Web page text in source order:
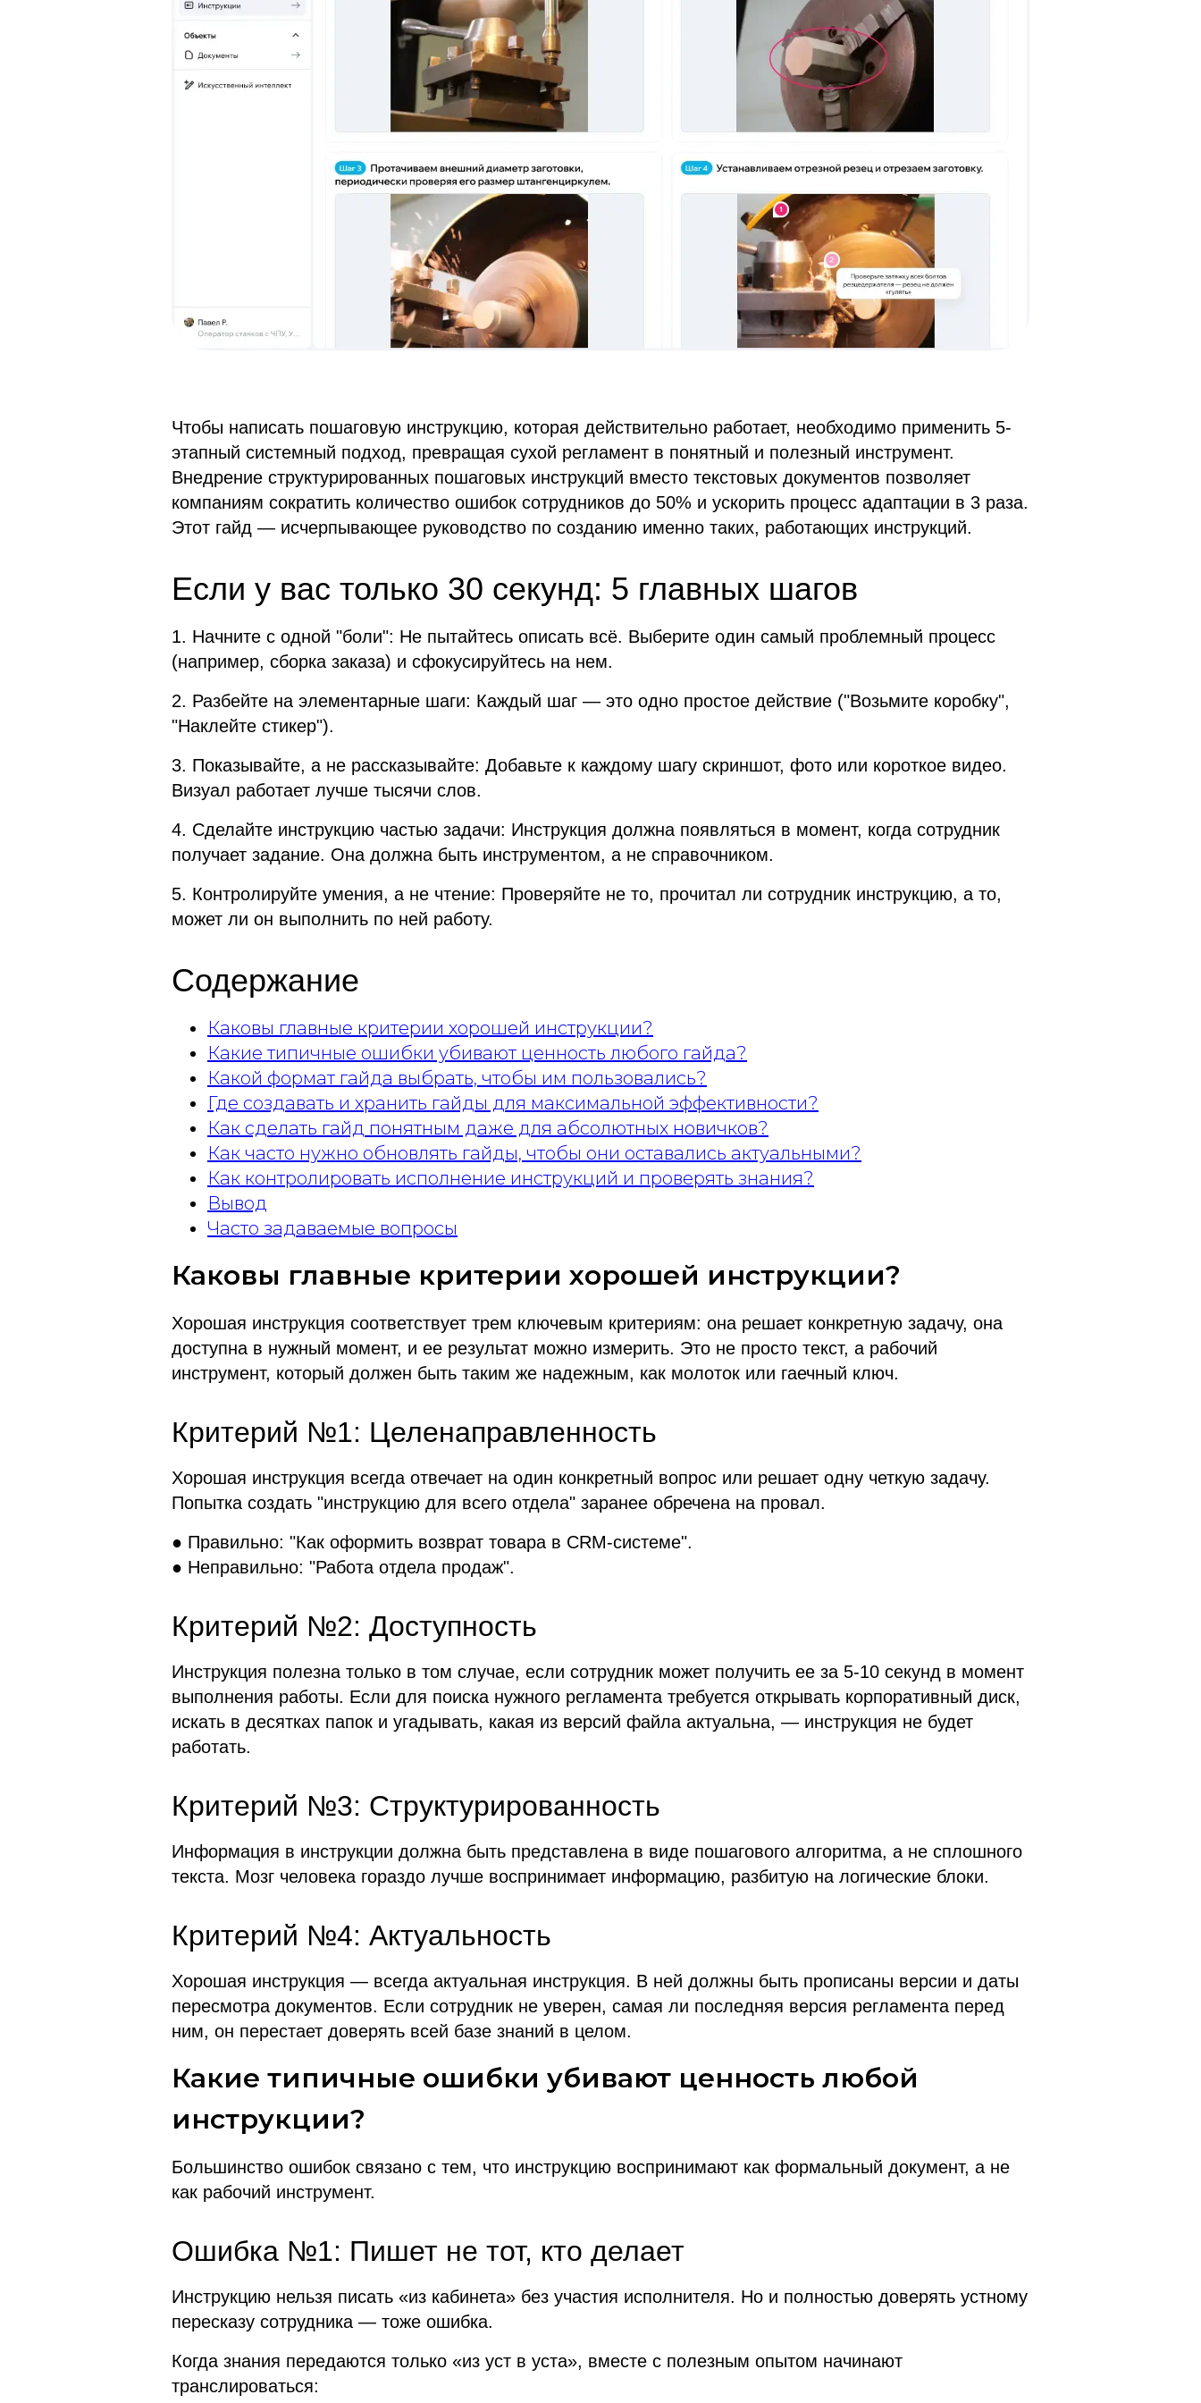
Чтобы написать пошаговую инструкцию, которая действительно работает, необходимо применить 5-
этапный системный подход, превращая сухой регламент в понятный и полезный инструмент.
Внедрение структурированных пошаговых инструкций вместо текстовых документов позволяет
компаниям сократить количество ошибок сотрудников до 50% и ускорить процесс адаптации в 3 раза.
Этот гайд — исчерпывающее руководство по созданию именно таких, работающих инструкций.
Если у вас только 30 секунд: 5 главных шагов
1. Начните с одной "боли": Не пытайтесь описать всё. Выберите один самый проблемный процесс
(например, сборка заказа) и сфокусируйтесь на нем.
2. Разбейте на элементарные шаги: Каждый шаг — это одно простое действие ("Возьмите коробку",
"Наклейте стикер").
3. Показывайте, а не рассказывайте: Добавьте к каждому шагу скриншот, фото или короткое видео.
Визуал работает лучше тысячи слов.
4. Сделайте инструкцию частью задачи: Инструкция должна появляться в момент, когда сотрудник
получает задание. Она должна быть инструментом, а не справочником.
5. Контролируйте умения, а не чтение: Проверяйте не то, прочитал ли сотрудник инструкцию, а то,
может ли он выполнить по ней работу.
Содержание
Каковы главные критерии хорошей инструкции?
Какие типичные ошибки убивают ценность любого гайда?
Какой формат гайда выбрать, чтобы им пользовались?
Где создавать и хранить гайды для максимальной эффективности?
Как сделать гайд понятным даже для абсолютных новичков?
Как часто нужно обновлять гайды, чтобы они оставались актуальными?
Как контролировать исполнение инструкций и проверять знания?
Вывод
Часто задаваемые вопросы
Каковы главные критерии хорошей инструкции?
Хорошая инструкция соответствует трем ключевым критериям: она решает конкретную задачу, она
доступна в нужный момент, и ее результат можно измерить. Это не просто текст, а рабочий
инструмент, который должен быть таким же надежным, как молоток или гаечный ключ.
Критерий №1: Целенаправленность
Хорошая инструкция всегда отвечает на один конкретный вопрос или решает одну четкую задачу.
Попытка создать "инструкцию для всего отдела" заранее обречена на провал.
● Правильно: "Как оформить возврат товара в CRM-системе".
● Неправильно: "Работа отдела продаж".
Критерий №2: Доступность
Инструкция полезна только в том случае, если сотрудник может получить ее за 5-10 секунд в момент
выполнения работы. Если для поиска нужного регламента требуется открывать корпоративный диск,
искать в десятках папок и угадывать, какая из версий файла актуальна, — инструкция не будет
работать.
Критерий №3: Структурированность
Информация в инструкции должна быть представлена в виде пошагового алгоритма, а не сплошного
текста. Мозг человека гораздо лучше воспринимает информацию, разбитую на логические блоки.
Критерий №4: Актуальность
Хорошая инструкция — всегда актуальная инструкция. В ней должны быть прописаны версии и даты
пересмотра документов. Если сотрудник не уверен, самая ли последняя версия регламента перед
ним, он перестает доверять всей базе знаний в целом.
Какие типичные ошибки убивают ценность любой
инструкции?
Большинство ошибок связано с тем, что инструкцию воспринимают как формальный документ, а не
как рабочий инструмент.
Ошибка №1: Пишет не тот, кто делает
Инструкцию нельзя писать «из кабинета» без участия исполнителя. Но и полностью доверять устному
пересказу сотрудника — тоже ошибка.
Когда знания передаются только «из уст в уста», вместе с полезным опытом начинают
транслироваться: